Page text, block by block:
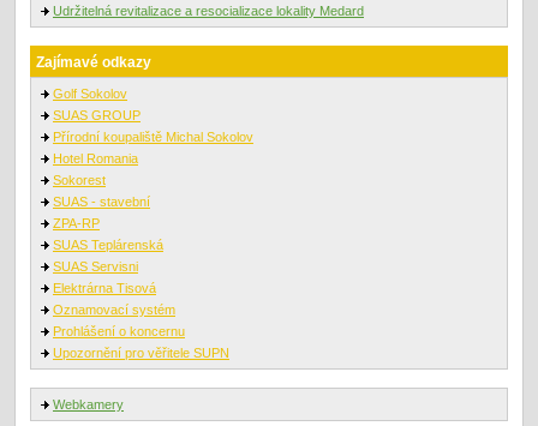
Udržitelná revitalizace a resocializace lokality Medard
Zajímavé odkazy
Golf Sokolov
SUAS GROUP
Přírodní koupaliště Michal Sokolov
Hotel Romania
Sokorest
SUAS - stavební
ZPA-RP
SUAS Teplárenská
SUAS Servisni
Elektrárna Tisová
Oznamovací systém
Prohlášení o koncernu
Upozornění pro věřitele SUPN
Webkamery